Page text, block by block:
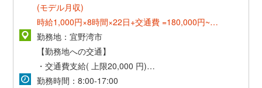
(モデル月収)
時給1,000円×8時間×22日+交通費 =180,000円~
《正社員登用後》
*想定年収:240万円~310万円*
月給 160,000円~200,000円
勤務地：宜野湾市
【勤務地への交通】
・交通費支給( 上限20,000 円)
・マイカー通勤可(無料駐車場あり)
勤務時間：8:00‐17:00